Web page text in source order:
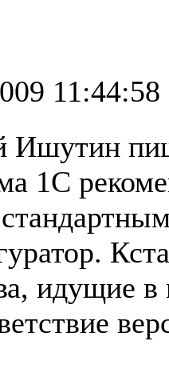
11:44:58
Ишутин
1С
идущие